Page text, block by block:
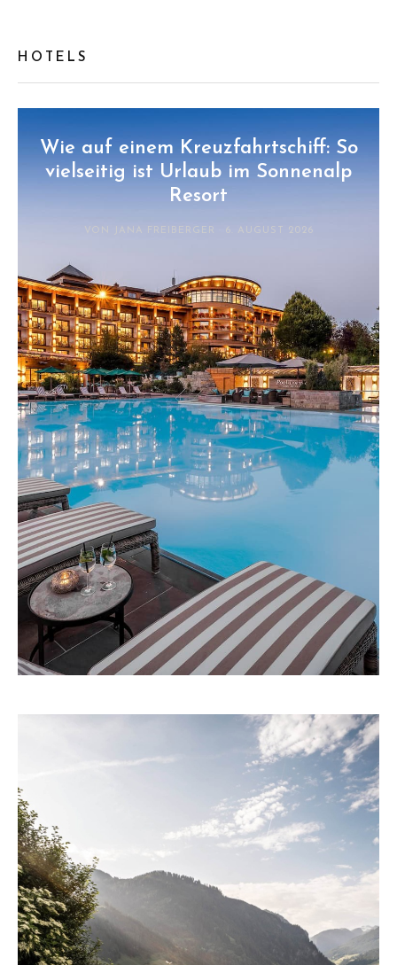
HOTELS
Wie auf einem Kreuzfahrtschiff: So
vielseitig ist Urlaub im Sonnenalp
Resort
VON JANA FREIBERGER · 6. AUGUST 2026